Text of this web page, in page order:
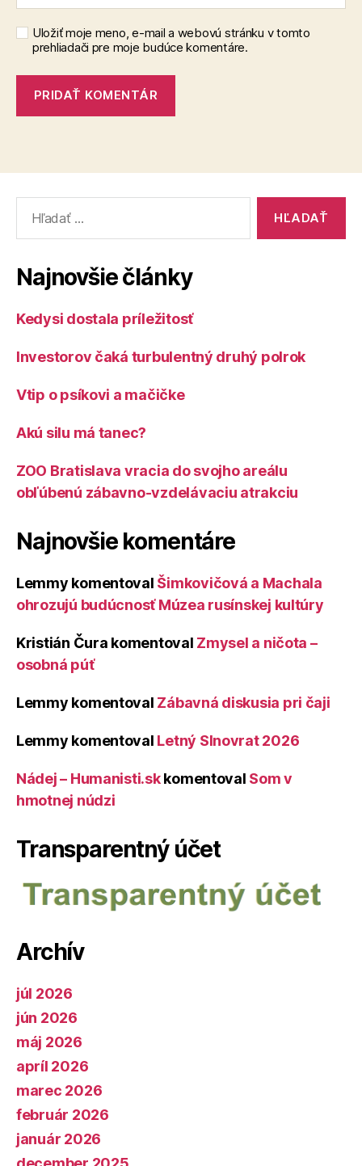
Uložiť moje meno, e-mail a webovú stránku v tomto
prehliadači pre moje budúce komentáre.
Najnovšie články
Kedysi dostala príležitosť
Investorov čaká turbulentný druhý polrok
Vtip o psíkovi a mačičke
Akú silu má tanec?
ZOO Bratislava vracia do svojho areálu
obľúbenú zábavno-vzdelávaciu atrakciu
Najnovšie komentáre
Lemmy komentoval Šimkovičová a Machala
ohrozujú budúcnosť Múzea rusínskej kultúry
Kristián Čura komentoval Zmysel a ničota –
osobná púť
Lemmy komentoval Zábavná diskusia pri čaji
Lemmy komentoval Letný Slnovrat 2026
Nádej – Humanisti.skkomentoval Som v
hmotnej núdzi
Transparentný účet
Archív
júl 2026
jún 2026
máj 2026
apríl 2026
marec 2026
február 2026
január 2026